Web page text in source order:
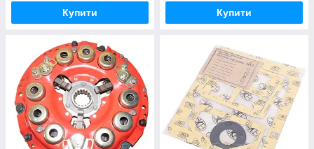
Купити Купити